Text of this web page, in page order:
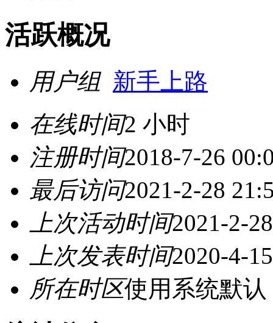
活跃概况
用户组 新手上路
在线时间2 小时
注册时间2018-7-26
最后访问2021-2-28
上次活动时间2021-2-
上次发表时间2020-4-
所在时区使用系统默认